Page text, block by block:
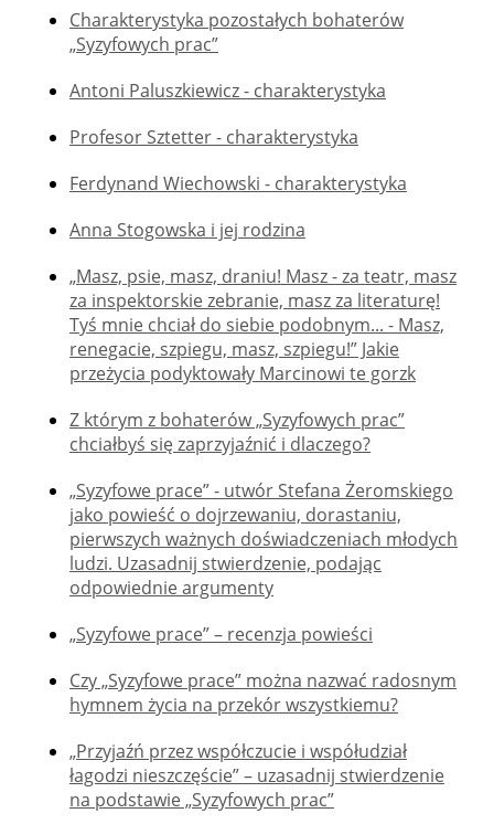
Charakterystyka pozostałych bohaterów
„Syzyfowych prac”
Antoni Paluszkiewicz - charakterystyka
Profesor Sztetter - charakterystyka
Ferdynand Wiechowski - charakterystyka
Anna Stogowska i jej rodzina
„Masz, psie, masz, draniu! Masz - za teatr, masz
za inspektorskie zebranie, masz za literaturę!
Tyś mnie chciał do siebie podobnym... - Masz,
renegacie, szpiegu, masz, szpiegu!” Jakie
przeżycia podyktowały Marcinowi te gorzk
Z którym z bohaterów „Syzyfowych prac”
chciałbyś się zaprzyjaźnić i dlaczego?
„Syzyfowe prace” - utwór Stefana Żeromskiego
jako powieść o dojrzewaniu, dorastaniu,
pierwszych ważnych doświadczeniach młodych
ludzi. Uzasadnij stwierdzenie, podając
odpowiednie argumenty
„Syzyfowe prace” – recenzja powieści
Czy „Syzyfowe prace” można nazwać radosnym
hymnem życia na przekór wszystkiemu?
„Przyjaźń przez współczucie i współudział
łagodzi nieszczęście” – uzasadnij stwierdzenie
na podstawie „Syzyfowych prac”